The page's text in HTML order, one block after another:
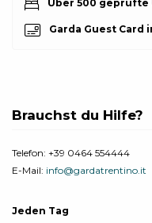
Über 500
Garda Guest Card
Brauchst du Hilfe?
Telefon: +39 0464 554444
E-Mail: info@gardatrentino.it
Jeden Tag